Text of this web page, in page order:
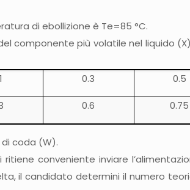
di ebollizione è Te=85 °C.
componente più volatile nel liquido
0.3 0.5
0.6 0.75
coda (W).
conveniente inviare
il candidato determini il numero